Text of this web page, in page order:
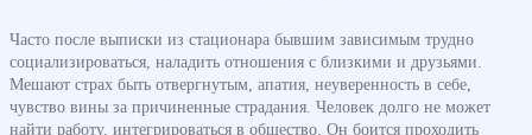
Часто после выписки из стационара бывшим зависимым трудно
социализироваться, наладить отношения с близкими и друзьями.
Мешают страх быть отвергнутым, апатия, неуверенность в себе,
чувство вины за причиненные страдания. Человек долго не может
найти работу, интегрироваться в общество. Он боится проходить